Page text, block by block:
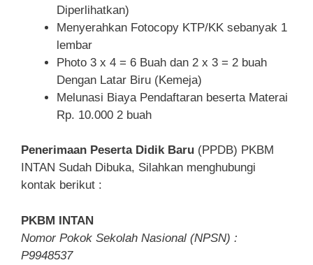
Diperlihatkan)
Menyerahkan Fotocopy KTP/KK sebanyak 1
lembar
Photo 3 x 4 = 6 Buah dan 2 x 3 = 2 buah
Dengan Latar Biru (Kemeja)
Melunasi Biaya Pendaftaran beserta Materai
Rp. 10.000 2 buah
Penerimaan Peserta Didik Baru (PPDB) PKBM
INTAN Sudah Dibuka, Silahkan menghubungi
kontak berikut :
PKBM INTAN
Nomor Pokok Sekolah Nasional (NPSN) :
P9948537